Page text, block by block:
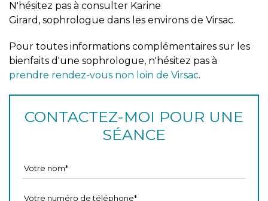
N'hésitez pas à consulter Karine
Girard, sophrologue dans les environs de Virsac.
Pour toutes informations complémentaires sur les
bienfaits d'une sophrologue, n'hésitez pas à
prendre rendez-vous non loin de Virsac.
CONTACTEZ-MOI POUR UNE
SÉANCE